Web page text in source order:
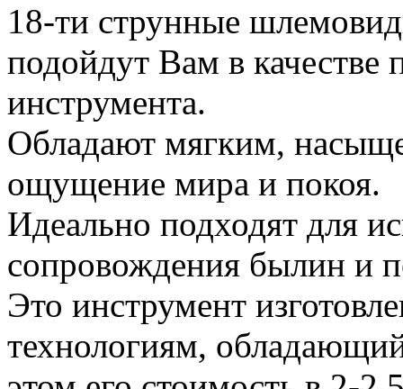
18-ти струнные
подойдут Вам в качестве
инструмента.
Обладают мягким,
ощущение мира и покоя.
Идеально подходят для
сопровождения былин и
Это инструмент
технологиям,